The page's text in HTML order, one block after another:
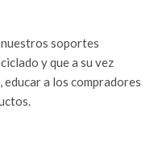
soportes
y que a su vez
a los compradores